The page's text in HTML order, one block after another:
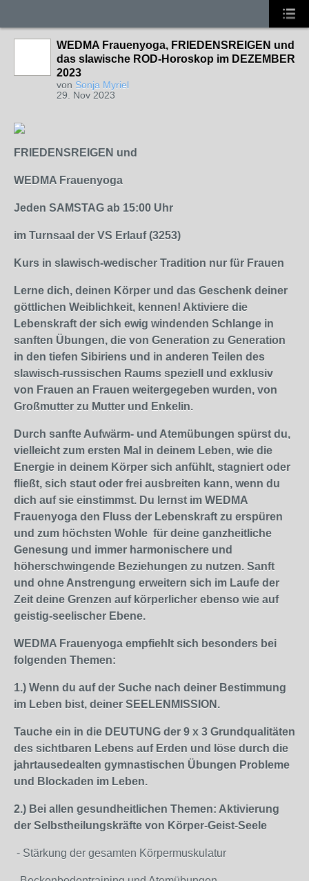
WEDMA Frauenyoga, FRIEDENSREIGEN und
das slawische ROD-Horoskop im DEZEMBER
2023
von Sonja Myriel
29. Nov 2023
FRIEDENSREIGEN und
WEDMA Frauenyoga
Jeden SAMSTAG ab 15:00 Uhr
im Turnsaal der VS Erlauf (3253)
Kurs in slawisch-wedischer Tradition nur für Frauen
Lerne dich, deinen Körper und das Geschenk deiner
göttlichen Weiblichkeit, kennen! Aktiviere die
Lebenskraft der sich ewig windenden Schlange in
sanften Übungen, die von Generation zu Generation
in den tiefen Sibiriens und in anderen Teilen des
slawisch-russischen Raums speziell und exklusiv
von Frauen an Frauen weitergegeben wurden, von
Großmutter zu Mutter und Enkelin.
Durch sanfte Aufwärm- und Atemübungen spürst du,
vielleicht zum ersten Mal in deinem Leben, wie die
Energie in deinem Körper sich anfühlt, stagniert oder
fließt, sich staut oder frei ausbreiten kann, wenn du
dich auf sie einstimmst. Du lernst im WEDMA
Frauenyoga den Fluss der Lebenskraft zu erspüren
und zum höchsten Wohle für deine ganzheitliche
Genesung und immer harmonischere und
höherschwingende Beziehungen zu nutzen. Sanft
und ohne Anstrengung erweitern sich im Laufe der
Zeit deine Grenzen auf körperlicher ebenso wie auf
geistig-seelischer Ebene.
WEDMA Frauenyoga empfiehlt sich besonders bei
folgenden Themen:
1.) Wenn du auf der Suche nach deiner Bestimmung
im Leben bist, deiner SEELENMISSION.
Tauche ein in die DEUTUNG der 9 x 3 Grundqualitäten
des sichtbaren Lebens auf Erden und löse durch die
jahrtausedealten gymnastischen Übungen Probleme
und Blockaden im Leben.
2.) Bei allen gesundheitlichen Themen: Aktivierung
der Selbstheilungskräfte von Körper-Geist-Seele
- Stärkung der gesamten Körpermuskulatur